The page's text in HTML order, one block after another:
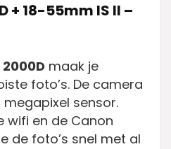
+ 18-55mm IS II –
2000D maak je
foto’s. De camera
megapixel sensor.
wifi en de Canon
de foto’s snel met al